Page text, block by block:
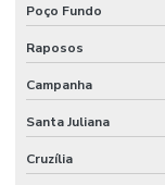
Poço Fundo
Raposos
Campanha
Santa Juliana
Cruzília